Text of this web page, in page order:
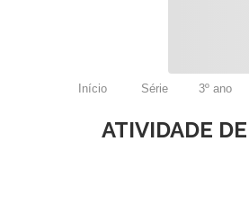
Início Série 3º ano
ATIVIDADE